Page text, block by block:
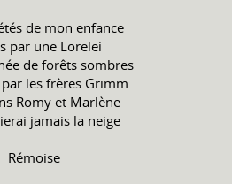
de mon enfance
par une Lorelei
de forêts sombres
les frères Grimm
Romy et Marlène
jamais la neige
Rémoise